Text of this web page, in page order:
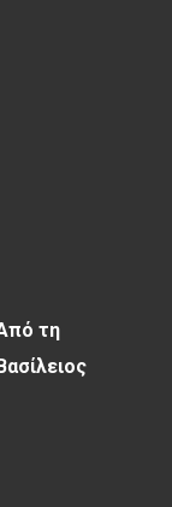
τη